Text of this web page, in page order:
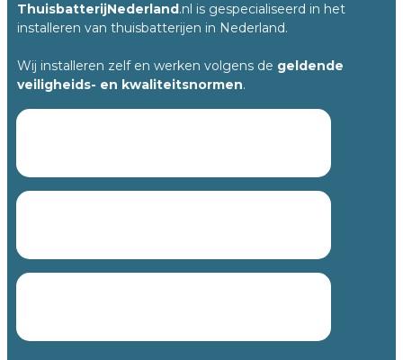
ThuisbatterijNederland.nl is gespecialiseerd in het
installeren van thuisbatterijen in Nederland.
Wij installeren zelf en werken volgens de geldende
veiligheids- en kwaliteitsnormen.